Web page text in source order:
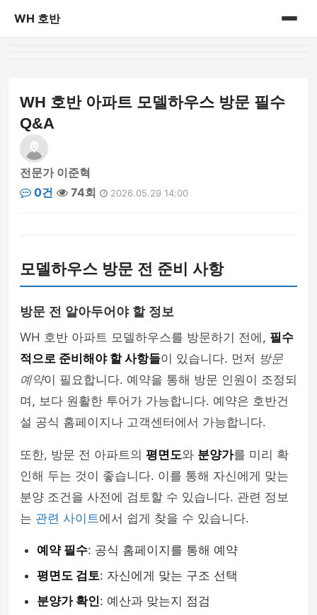
WH 호반
WH 호반 아파트 모델하우스 방문 필수
Q&A
전문가 이준혁
0건
74회 2026.05.29 14:00
모델하우스 방문 전 준비 사항
방문 전 알아두어야 할 정보
WH 호반 아파트 모델하우스를 방문하기 전에, 필수
적으로 준비해야 할 사항들이 있습니다. 먼저 방문
예약이 필요합니다. 예약을 통해 방문 인원이 조정되
며, 보다 원활한 투어가 가능합니다. 예약은 호반건
설 공식 홈페이지나 고객센터에서 가능합니다.
또한, 방문 전 아파트의 평면도와 분양가를 미리 확
인해 두는 것이 좋습니다. 이를 통해 자신에게 맞는
분양 조건을 사전에 검토할 수 있습니다. 관련 정보
는 관련 사이트에서 쉽게 찾을 수 있습니다.
예약 필수: 공식 홈페이지를 통해 예약
평면도 검토: 자신에게 맞는 구조 선택
분양가 확인: 예산과 맞는지 점검